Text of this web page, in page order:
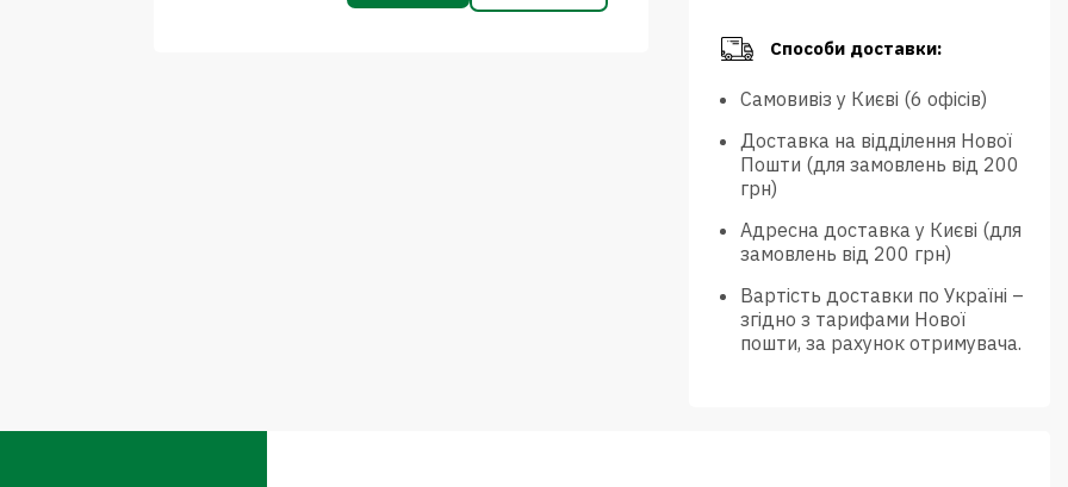
Способи доставки:
Самовивіз у Києві (6 офісів)
Доставка на відділення Нової
Пошти (для замовлень від 200
грн)
Адресна доставка у Києві (для
замовлень від 200 грн)
Вартість доставки по Україні –
згідно з тарифами Нової
пошти, за рахунок отримувача.